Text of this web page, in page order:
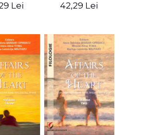
book
Lei
English for civil
42,29 Lei